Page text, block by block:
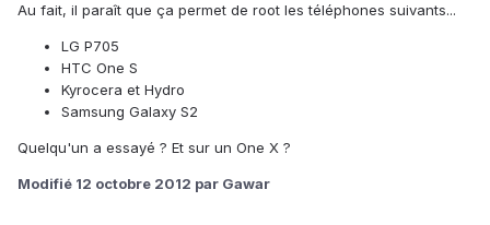
Au fait, il paraît que ça permet de root les téléphones suivants...
LG P705
HTC One S
Kyrocera et Hydro
Samsung Galaxy S2
Quelqu'un a essayé ? Et sur un One X ?
Modifié 12 octobre 2012 par Gawar